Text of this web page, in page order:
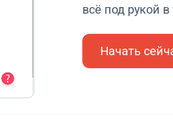
всё под рукой
Начать